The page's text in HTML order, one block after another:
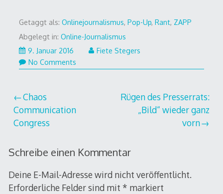
Getaggt als: Onlinejournalismus, Pop-Up, Rant, ZAPP
Abgelegt in: Online-Journalismus
9. Januar 20169.
Januar
Fiete Stegers
No Comments
Beitragsnavigation
Chaos
Communication
Congress
Rügen des Presserrats:
„Bild“ wieder ganz
vorn
Schreibe einen Kommentar
Deine E-Mail-Adresse wird nicht veröffentlicht.
Erforderliche Felder sind mit * markiert